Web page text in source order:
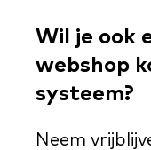
Wil je ook
webshop
systeem?
Neem